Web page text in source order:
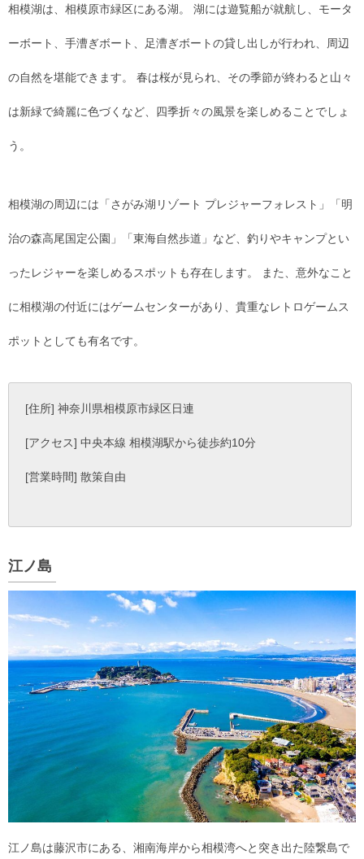
相模湖は、相模原市緑区にある湖。 湖には遊覧船が就航し、モータ
ーボート、手漕ぎボート、足漕ぎボートの貸し出しが行われ、周辺
の自然を堪能できます。 春は桜が見られ、その季節が終わると山々
は新緑で綺麗に色づくなど、四季折々の風景を楽しめることでしょ
う。
相模湖の周辺には「さがみ湖リゾート プレジャーフォレスト」「明
治の森高尾国定公園」「東海自然歩道」など、釣りやキャンプとい
ったレジャーを楽しめるスポットも存在します。 また、意外なこと
に相模湖の付近にはゲームセンターがあり、貴重なレトロゲームス
ポットとしても有名です。
[住所] 神奈川県相模原市緑区日連
[アクセス] 中央本線 相模湖駅から徒歩約10分
[営業時間] 散策自由
江ノ島
江ノ島は藤沢市にある、湘南海岸から相模湾へと突き出た陸繋島で